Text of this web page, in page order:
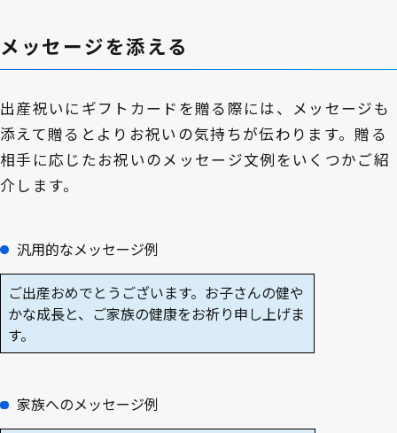
メッセージを添える
出産祝いにギフトカードを贈る際には、メッセージも
添えて贈るとよりお祝いの気持ちが伝わります。贈る
相手に応じたお祝いのメッセージ文例をいくつかご紹
介します。
汎用的なメッセージ例
ご出産おめでとうございます。お子さんの健や
かな成長と、ご家族の健康をお祈り申し上げま
す。
家族へのメッセージ例